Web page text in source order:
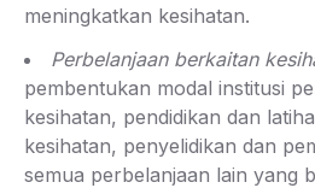
meningkatkan kesihatan.
Perbelanjaan berkaitan
pembentukan modal institusi
kesihatan, pendidikan dan
kesihatan, penyelidikan dan
semua perbelanjaan lain yang